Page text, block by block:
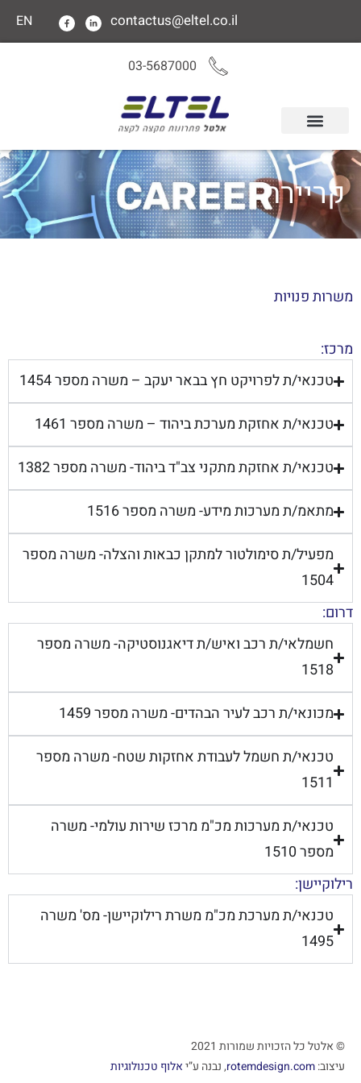
contactus@eltel.co.il
EN
03-5687000
קריירה
משרות פנויות
מרכז:
טכנאי/ת לפרויקט חץ בבאר יעקב – משרה מספר 1454
טכנאי/ת אחזקת מערכת ביהוד – משרה מספר 1461
טכנאי/ת אחזקת מתקני צב"ד ביהוד- משרה מספר 1382
מתאמ/ת מערכות מידע- משרה מספר 1516
מפעיל/ת סימולטור למתקן כבאות והצלה- משרה מספר
1504
דרום:
חשמלאי/ת רכב ואיש/ת דיאגנוסטיקה- משרה מספר
1518
מכונאי/ת רכב לעיר הבהדים- משרה מספר 1459
טכנאי/ת חשמל לעבודת אחזקות שטח- משרה מספר
1511
טכנאי/ת מערכות מכ"מ מרכז שירות עולמי- משרה
מספר 1510
רילוקיישן:
טכנאי/ת מערכת מכ"מ משרת רילוקיישן- מס' משרה
1495
© אלטל כל הזכויות שמורות 2021
עיצוב:rotemdesign.com, נבנה ע”יאלוף טכנולוגיות